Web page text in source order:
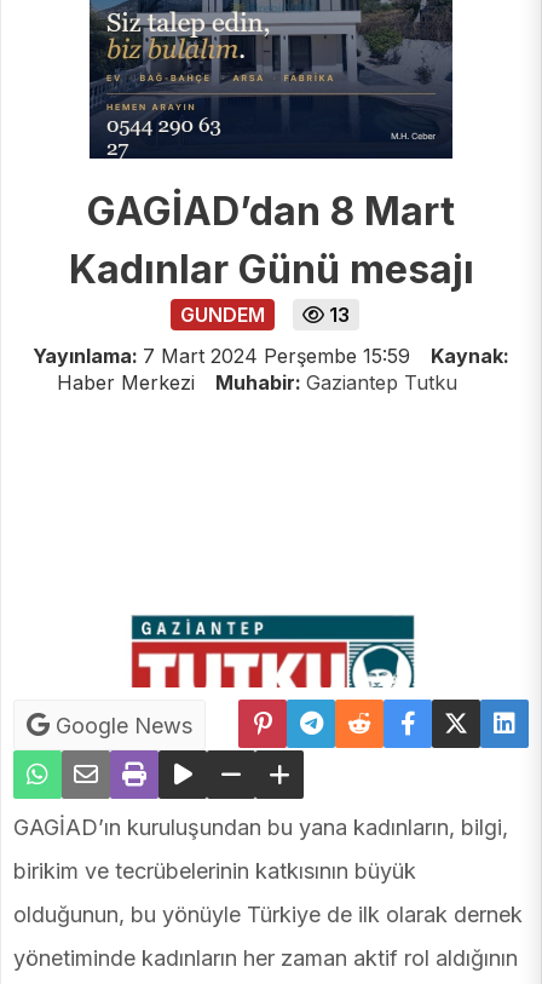
GAGİAD’dan 8 Mart
Kadınlar Günü mesajı
GUNDEM
13
Yayınlama: 7 Mart 2024 Perşembe 15:59
Kaynak:
Haber Merkezi
Muhabir: Gaziantep Tutku
Google News
GAGİAD’ın kuruluşundan bu yana kadınların, bilgi,
birikim ve tecrübelerinin katkısının büyük
olduğunun, bu yönüyle Türkiye de ilk olarak dernek
yönetiminde kadınların her zaman aktif rol aldığının